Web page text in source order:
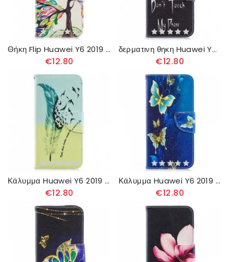
Θήκη Flip Huawei Y6 2019 / Honor 8A Έγχρωμο Δέντρο
€12.80
δερματινη θηκη Huawei Y6 2019 / Honor 8A Τηλέφωνο Διαβόλου
€12.80
Κάλυμμα Huawei Y6 2019 / Honor 8A Μάθετε Να Πετάτε
€12.80
Κάλυμμα Huawei Y6 2019 / Honor 8A Πεταλούδες Στη Νύχτα
€12.80